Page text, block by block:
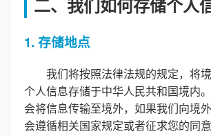
二、我们如何存储个人
1. 存储地点
我们将按照法律法规的规定，将
个人信息存储于中华人民共和国境内
会将信息传输至境外，如果我们向境
会遵循相关国家规定或者征求您的同意